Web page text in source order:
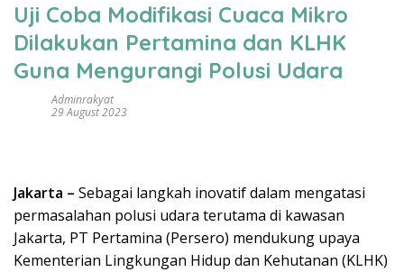
Uji Coba Modifikasi Cuaca Mikro
Dilakukan Pertamina dan KLHK
Guna Mengurangi Polusi Udara
Adminrakyat
29 August 2023
Jakarta – Sebagai langkah inovatif dalam mengatasi
permasalahan polusi udara terutama di kawasan
Jakarta, PT Pertamina (Persero) mendukung upaya
Kementerian Lingkungan Hidup dan Kehutanan (KLHK)